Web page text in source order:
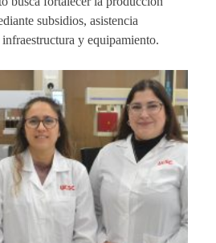
subsidios, asistencia
y equipamiento.